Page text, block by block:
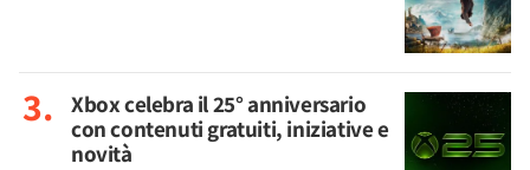
Xbox celebra il 25° anniversario
con contenuti gratuiti, iniziative e
novità